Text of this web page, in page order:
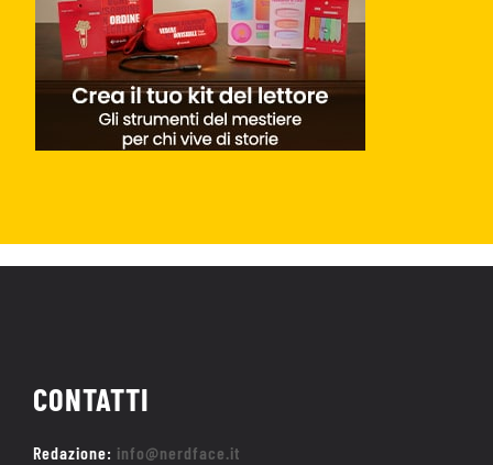
CONTATTI
Redazione: info@nerdface.it